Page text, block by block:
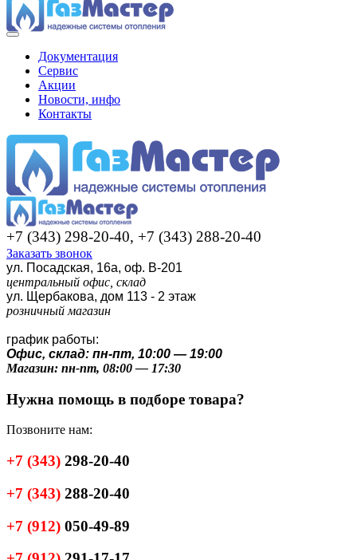
Документация
Сервис
Акции
Новости, инфо
Контакты
+7 (343) 298-20-40, +7 (343) 288-20-40
Заказать звонок
ул. Посадская, 16а, оф. В-201
центральный офис, склад
ул. Щербакова, дом 113 - 2 этаж
розничный магазин
график работы:
Офис, склад: пн-пт, 10:00 — 19:00
Магазин: пн-пт, 08:00 — 17:30
Нужна помощь в подборе товара?
Позвоните нам:
+7 (343) 298-20-40
+7 (343) 288-20-40
+7 (912) 050-49-89